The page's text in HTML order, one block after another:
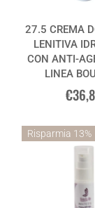
27.5 CREMA
LENITIVA
CON ANTI-
LINEA
Risparmia 13%